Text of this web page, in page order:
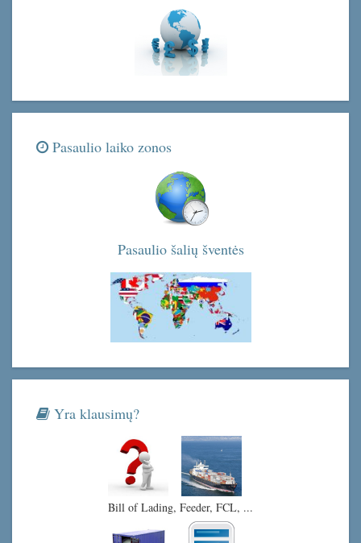
Pasaulio laiko zonos
Pasaulio šalių šventės
Yra klausimų?
Bill of Lading, Feeder, FCL, ...